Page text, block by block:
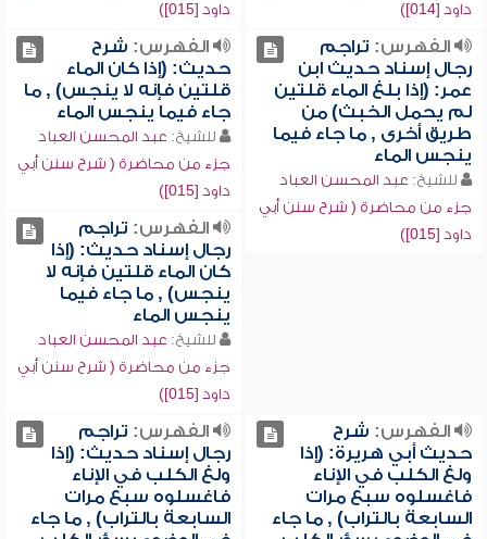
داود [014])
داود [015])
الفهرس: تراجم
رجال إسناد حديث ابن
عمر: (إذا بلغ الماء قلتين
لم يحمل الخبث) من
طريق أخرى , ما جاء فيما
ينجس الماء
للشيخ: عبد المحسن العباد
جزء من محاضرة ( شرح سنن أبي
داود [015])
الفهرس: شرح
حديث: (إذا كان الماء
قلتين فإنه لا ينجس) , ما
جاء فيما ينجس الماء
للشيخ: عبد المحسن العباد
جزء من محاضرة ( شرح سنن أبي
داود [015])
الفهرس: تراجم
رجال إسناد حديث: (إذا
كان الماء قلتين فإنه لا
ينجس) , ما جاء فيما
ينجس الماء
للشيخ: عبد المحسن العباد
جزء من محاضرة ( شرح سنن أبي
داود [015])
الفهرس: شرح
حديث أبي هريرة: (إذا
ولغ الكلب في الإناء
فاغسلوه سبع مرات
السابعة بالتراب) , ما جاء
الفهرس: تراجم
رجال إسناد حديث: (إذا
ولغ الكلب في الإناء
فاغسلوه سبع مرات
السابعة بالتراب) , ما جاء